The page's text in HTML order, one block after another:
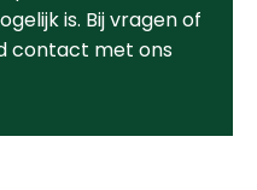
is. Bij vragen of
contact met ons